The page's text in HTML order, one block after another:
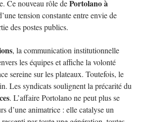
Ce nouveau rôle dePortolano à
tension constante entre envie de
des postes publics.
, la communication institutionnelle
les équipes et affiche la volonté
sereine sur les plateaux. Toutefois, le
Les syndicats soulignent la précarité du
. L’affaire Portolano ne peut plus se
d’une animatrice : elle catalyse un